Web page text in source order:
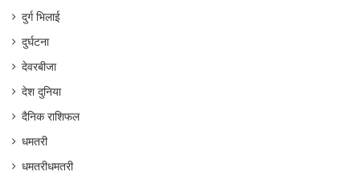
दुर्ग भिलाई
दुर्घटना
देवरबीजा
देश दुनिया
दैनिक राशिफल
धमतरी
धमतरीधमतरी